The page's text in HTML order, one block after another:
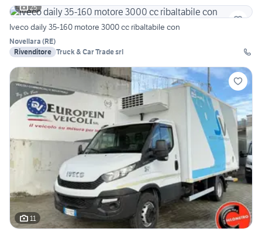
25
Iveco daily 35-160 motore 3000 cc ribaltabile con
Novellara (RE)
Rivenditore Truck & Car Trade srl
11